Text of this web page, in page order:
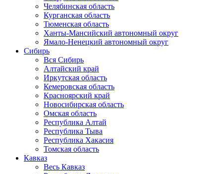
Челябинская область
Курганская область
Тюменская область
Ханты-Мансийский автономный округ
Ямало-Ненецкий автономный округ
Сибирь
Вся Сибирь
Алтайский край
Иркутская область
Кемеровская область
Красноярский край
Новосибирская область
Омская область
Республика Алтай
Республика Тыва
Республика Хакасия
Томская область
Кавказ
Весь Кавказ